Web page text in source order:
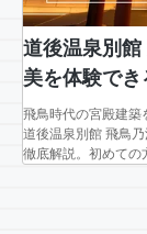
道後温泉別
美を体験で
飛鳥時代の宮殿建築
道後温泉別館 飛鳥
徹底解説。初めての